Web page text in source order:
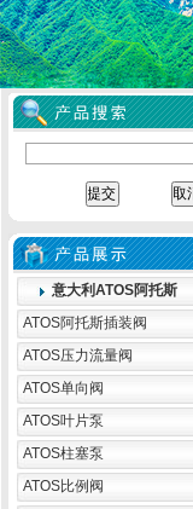
意大利ATOS阿托斯
ATOS阿托斯插装阀
ATOS压力流量阀
ATOS单向阀
ATOS叶片泵
ATOS柱塞泵
ATOS比例阀